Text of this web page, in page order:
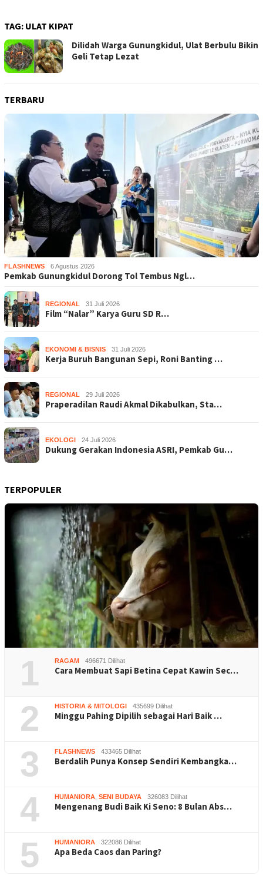
TAG: ULAT KIPAT
Dilidah Warga Gunungkidul, Ulat Berbulu Bikin
Geli Tetap Lezat
TERBARU
FLASHNEWS 6 Agustus 2026
Pemkab Gunungkidul Dorong Tol Tembus Ngl…
REGIONAL 31 Juli 2026
Film “Nalar” Karya Guru SD R…
EKONOMI & BISNIS 31 Juli 2026
Kerja Buruh Bangunan Sepi, Roni Banting …
REGIONAL 29 Juli 2026
Praperadilan Raudi Akmal Dikabulkan, Sta…
EKOLOGI 24 Juli 2026
Dukung Gerakan Indonesia ASRI, Pemkab Gu…
TERPOPULER
1 RAGAM 496671 Dilihat
Cara Membuat Sapi Betina Cepat Kawin Sec…
2 HISTORIA & MITOLOGI 435699 Dilihat
Minggu Pahing Dipilih sebagai Hari Baik …
3 FLASHNEWS 433465 Dilihat
Berdalih Punya Konsep Sendiri Kembangka…
4 HUMANIORA SENI BUDAYA 326083 Dilihat
Mengenang Budi Baik Ki Seno: 8 Bulan Abs…
5 HUMANIORA 322086 Dilihat
Apa Beda Caos dan Paring?